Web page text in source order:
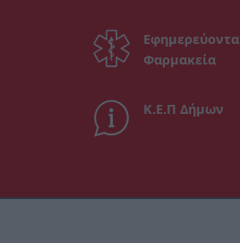
Εφημερεύοντα
Φαρμακεία
Κ.Ε.Π Δήμων